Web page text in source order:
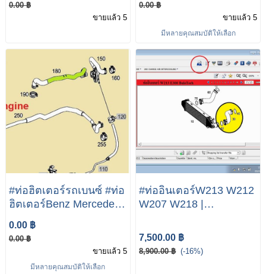
W212 E-Class
0.00 ฿
ขายแล้ว 5
ช่วงล่าง LEMFORDER
บูช บูท ปีกนก กันโครง
คันชัก
0.00 ฿
ขายแล้ว 5
มีหลายคุณสมบัติให้เลือก
#ท่อฮิตเตอร์รถเบนซ์ #ท่อ
ฮิตเตอร์Benz Mercedes
W218
0.00 ฿
0.00 ฿
ขายแล้ว 5
มีหลายคุณสมบัติให้เลือก
#ท่ออินเตอร์W213 W212
W207 W218 |
E300 BuleTech
A2125280100 #M651
Enigne
7,500.00 ฿
8,900.00 ฿ (-16%)